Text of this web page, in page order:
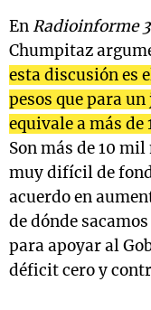
En Radioinforme 3
Chumpitaz
esta discusión es
pesos que para
equivale a más de
Son más de 10
muy difícil de
acuerdo en
de dónde
para apoyar al
déficit cero y